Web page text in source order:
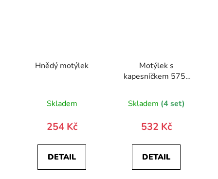
Hnědý motýlek
Skladem
254 Kč
DETAIL
Motýlek s
kapesníčkem 575-
Skladem (4 set)
532 Kč
DETAIL